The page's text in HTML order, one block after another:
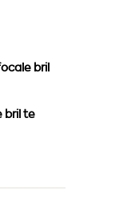
mbril
bril te